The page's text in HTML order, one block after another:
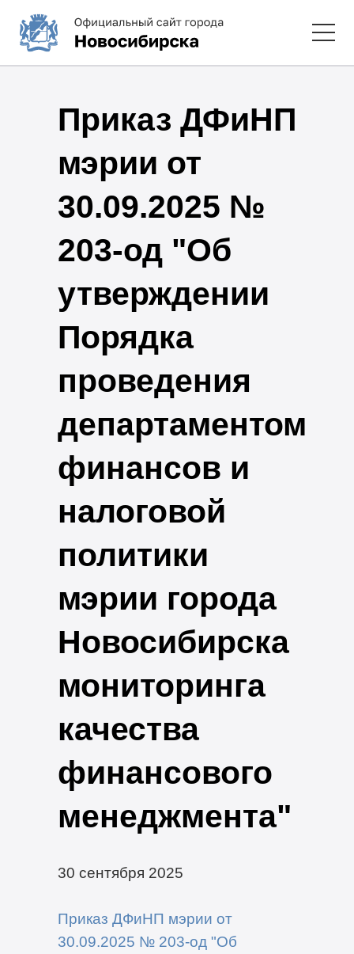
Приказ ДФиНП
мэрии от
30.09.2025 №
203-од "Об
утверждении
Порядка
проведения
департаментом
финансов и
налоговой
политики
мэрии города
Новосибирска
мониторинга
качества
финансового
менеджмента"
30 сентября 2025
Приказ ДФиНП мэрии от
30.09.2025 № 203-од "Об